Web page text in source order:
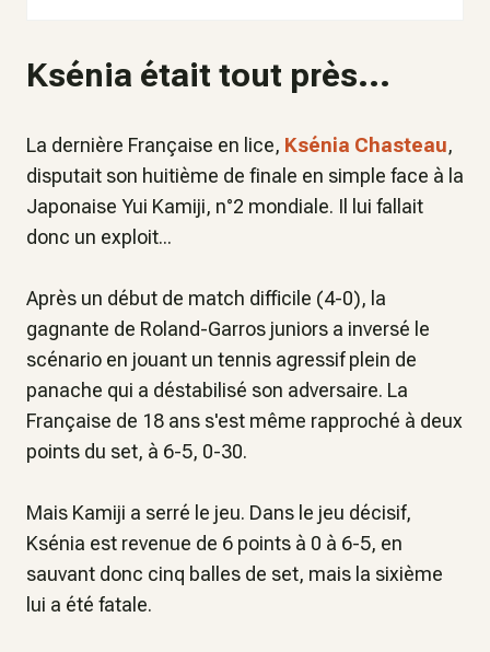
Ksénia était tout près...
La dernière Française en lice, Ksénia Chasteau,
disputait son huitième de finale en simple face à la
Japonaise Yui Kamiji, n°2 mondiale. Il lui fallait
donc un exploit...
Après un début de match difficile (4-0), la
gagnante de Roland-Garros juniors a inversé le
scénario en jouant un tennis agressif plein de
panache qui a déstabilisé son adversaire. La
Française de 18 ans s'est même rapproché à deux
points du set, à 6-5, 0-30.
Mais Kamiji a serré le jeu. Dans le jeu décisif,
Ksénia est revenue de 6 points à 0 à 6-5, en
sauvant donc cinq balles de set, mais la sixième
lui a été fatale.